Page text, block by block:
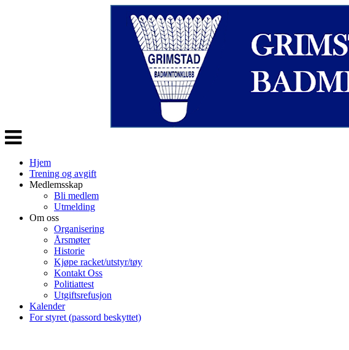
Veksle
navigasjon
Hjem
Trening og avgift
Medlemsskap
Bli medlem
Utmelding
Om oss
Organisering
Årsmøter
Historie
Kjøpe racket/utstyr/tøy
Kontakt Oss
Politiattest
Utgiftsrefusjon
Kalender
For styret (passord beskyttet)